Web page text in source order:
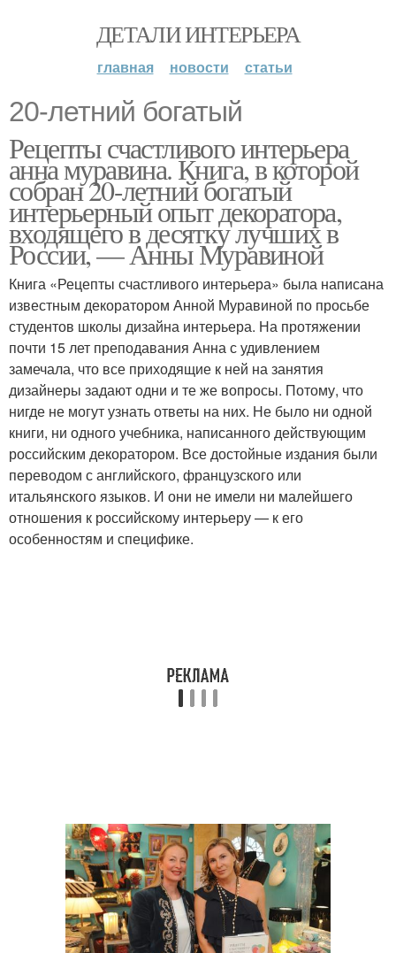
ДЕТАЛИ ИНТЕРЬЕРА
главная новости статьи
20-летний богатый
Рецепты счастливого интерьера
анна муравина. Книга, в которой
собран 20-летний богатый
интерьерный опыт декоратора,
входящего в десятку лучших в
России, — Анны Муравиной
Книга «Рецепты счастливого интерьера» была написана
известным декоратором Анной Муравиной по просьбе
студентов школы дизайна интерьера. На протяжении
почти 15 лет преподавания Анна с удивлением
замечала, что все приходящие к ней на занятия
дизайнеры задают одни и те же вопросы. Потому, что
нигде не могут узнать ответы на них. Не было ни одной
книги, ни одного учебника, написанного действующим
российским декоратором. Все достойные издания были
переводом с английского, французского или
итальянского языков. И они не имели ни малейшего
отношения к российскому интерьеру — к его
особенностям и специфике.